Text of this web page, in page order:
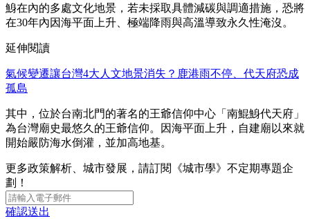
鯓在內的多處文化地景，若未採取具體減碳與調適措施，恐將
在30年內因海平面上升、極端降雨與高溫導致永久性淹沒。
延伸閱讀
氣候變遷讓台灣4大人文地景消失？鹿港雨不停、代天府恐成
孤島
其中，位於台南北門的著名的王爺信仰中心「南鯤鯓代天府」
為台灣廟史最悠久的王爺信仰。因海平面上升，自建廟以來就
開始嚴防海水倒灌，並加高地基。
更多政策解析、城市發展，請訂閱《城市學》不定期專題企
劃！
確認送出